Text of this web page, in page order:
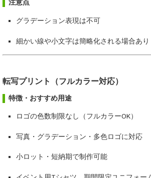
注意点
グラデーション表現は不可
細かい線や小文字は簡略化される場合あり
転写プリント（フルカラー対応）
特徴・おすすめ用途
ロゴの色数制限なし（フルカラーOK）
写真・グラデーション・多色ロゴに対応
小ロット・短納期で制作可能